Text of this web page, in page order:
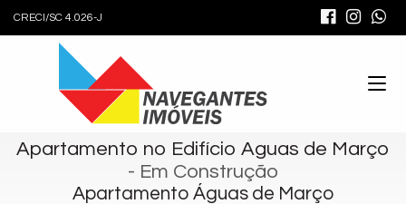
CRECI/SC 4.026-J
Apartamento no Edifício Aguas de Março
- Em Construção
Apartamento Águas de Março